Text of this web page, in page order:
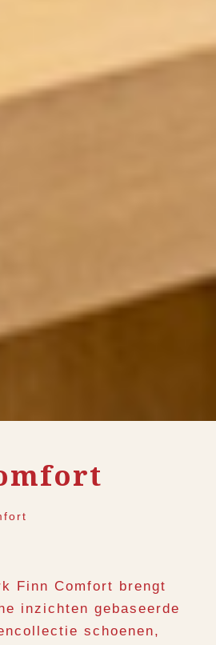
Finn Comfort brengt
inzichten gebaseerde
schoenen,